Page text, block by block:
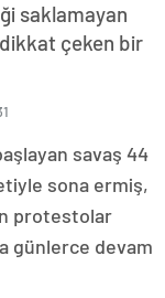
saklamayan
çeken bir
savaş 44
sona ermiş,
protestolar
günlerce devam